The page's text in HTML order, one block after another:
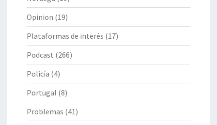
Opinion (19)
Plataformas de interés (17)
Podcast (266)
Policía (4)
Portugal (8)
Problemas (41)